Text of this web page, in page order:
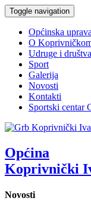
Toggle navigation
Općinska uprava
O
Udruge i društva
Sport
Galerija
Novosti
Kontakti
Sportski centar
Općina
Koprivnički
Novosti